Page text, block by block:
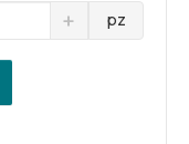
pz